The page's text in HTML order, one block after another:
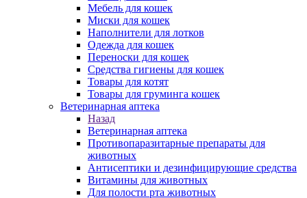
Мебель для кошек
Миски для кошек
Наполнители для лотков
Одежда для кошек
Переноски для кошек
Средства гигиены для кошек
Товары для котят
Товары для груминга кошек
Ветеринарная аптека
Назад
Ветеринарная аптека
Противопаразитарные препараты для
животных
Антисептики и дезинфицирующие средства
Витамины для животных
Для полости рта животных